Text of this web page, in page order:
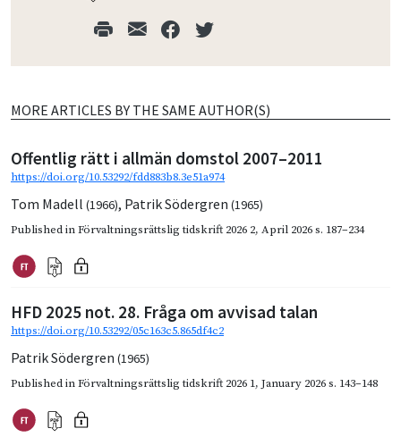
MORE ARTICLES BY THE SAME AUTHOR(S)
Offentlig rätt i allmän domstol 2007–2011
https://doi.org/10.53292/fdd883b8.3e51a974
Tom Madell (1966), Patrik Södergren (1965)
Published inFörvaltningsrättslig tidskrift 2026 2, April 2026s. 187–234
HFD 2025 not. 28. Fråga om avvisad talan
https://doi.org/10.53292/05c163c5.865df4c2
Patrik Södergren (1965)
Published inFörvaltningsrättslig tidskrift 2026 1, January 2026s. 143–148